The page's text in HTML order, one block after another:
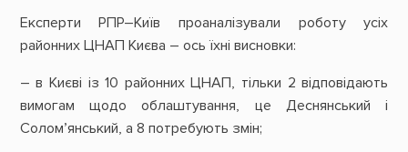
Експерти РПР–Київ проаналізували роботу усіх
районних ЦНАП Києва – ось їхні висновки:
– в Києві із 10 районних ЦНАП, тільки 2 відповідають
вимогам щодо облаштування, це Деснянський і
Солом’янський, а 8 потребують змін;